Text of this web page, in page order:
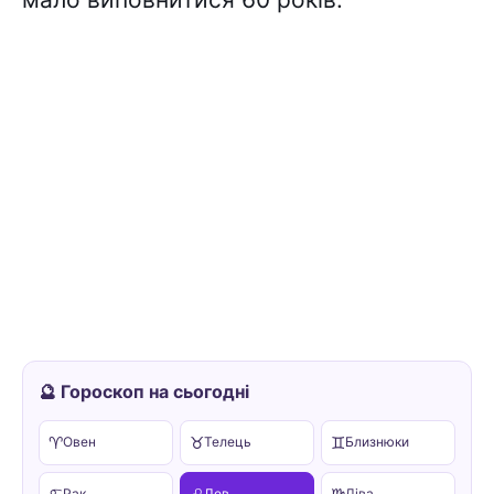
🔮 Гороскоп на сьогодні
♈Овен ♉Телець ♊Близнюки